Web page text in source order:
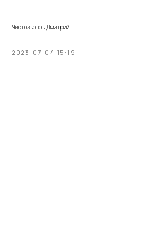
Чистозвонов Дмитрий
2023-07-04 15:19